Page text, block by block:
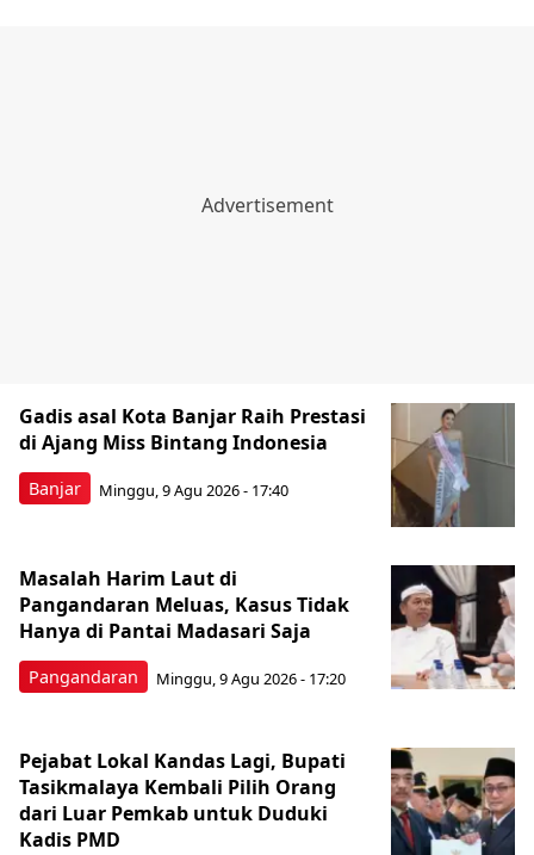
Banjar
Gadis asal Kota Banjar Raih Prestasi
di Ajang Miss Bintang Indonesia
Minggu, 9 Agu 2026 - 17:40
Pangandaran
Masalah Harim Laut di
Pangandaran Meluas, Kasus Tidak
Hanya di Pantai Madasari Saja
Minggu, 9 Agu 2026 - 17:20
Pejabat Lokal Kandas Lagi, Bupati
Tasikmalaya Kembali Pilih Orang
dari Luar Pemkab untuk Duduki
Kadis PMD